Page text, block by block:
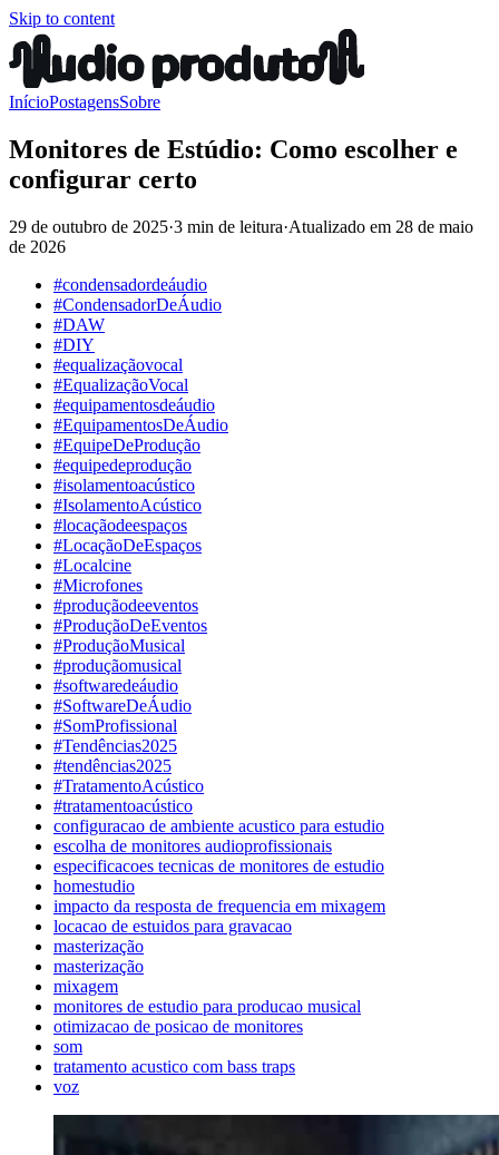
Skip to content
InícioPostagensSobre
Monitores de Estúdio: Como escolher e
configurar certo
29 de outubro de 2025·3 min de leitura·Atualizado em 28 de maio
de 2026
#condensadordeáudio
#CondensadorDeÁudio
#DAW
#DIY
#equalizaçãovocal
#EqualizaçãoVocal
#equipamentosdeáudio
#EquipamentosDeÁudio
#EquipeDeProdução
#equipedeprodução
#isolamentoacústico
#IsolamentoAcústico
#locaçãodeespaços
#LocaçãoDeEspaços
#Localcine
#Microfones
#produçãodeeventos
#ProduçãoDeEventos
#ProduçãoMusical
#produçãomusical
#softwaredeáudio
#SoftwareDeÁudio
#SomProfissional
#Tendências2025
#tendências2025
#TratamentoAcústico
#tratamentoacústico
configuracao de ambiente acustico para estudio
escolha de monitores audioprofissionais
especificacoes tecnicas de monitores de estudio
homestudio
impacto da resposta de frequencia em mixagem
locacao de estuidos para gravacao
masterização
masterização
mixagem
monitores de estudio para producao musical
otimizacao de posicao de monitores
som
tratamento acustico com bass traps
voz